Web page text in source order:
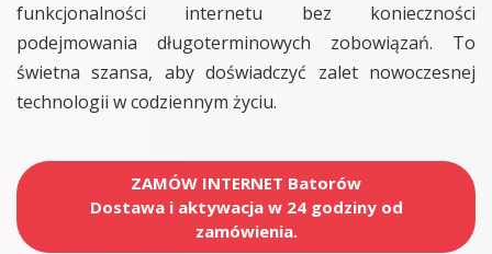
funkcjonalności internetu bez konieczności
podejmowania długoterminowych zobowiązań. To
świetna szansa, aby doświadczyć zalet nowoczesnej
technologii w codziennym życiu.
ZAMÓW INTERNET Batorów
Dostawa i aktywacja w 24 godziny od
zamówienia.